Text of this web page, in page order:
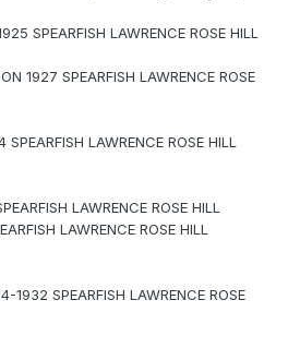
SPEARFISH LAWRENCE ROSE HILL
1927 SPEARFISH LAWRENCE ROSE
LAWRENCE ROSE HILL
LAWRENCE ROSE HILL
LAWRENCE ROSE HILL
1932 SPEARFISH LAWRENCE ROSE